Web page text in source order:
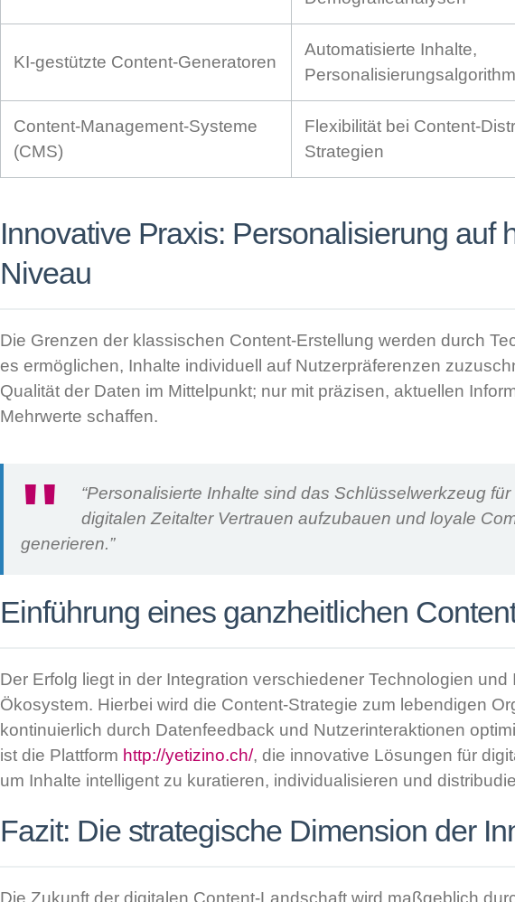
KI-gestützte Content-Generatoren
Automatisierte Inhalte,
Content-Management-Systeme
(CMS)
Flexibilität bei Content-
Strategien
Innovative Praxis: Personalisierung auf
Niveau
Die Grenzen der klassischen Content-Erstellung werden durch
es ermöglichen, Inhalte individuell auf Nutzerpräferenzen
Qualität der Daten im Mittelpunkt; nur mit präzisen, aktuellen
Mehrwerte schaffen.
“Personalisierte Inhalte sind das Schlüsselwerkzeug
digitalen Zeitalter Vertrauen aufzubauen und loyale
generieren.”
Einführung eines ganzheitlichen
Der Erfolg liegt in der Integration verschiedener Technologien
Ökosystem. Hierbei wird die Content-Strategie zum lebendigen
kontinuierlich durch Datenfeedback und Nutzerinteraktionen
ist die Plattform http://yetizino.ch/, die innovative Lösungen für
um Inhalte intelligent zu kuratieren, individualisieren und
Fazit: Die strategische Dimension der
Die Zukunft der digitalen Content-Landschaft wird maßgeblich